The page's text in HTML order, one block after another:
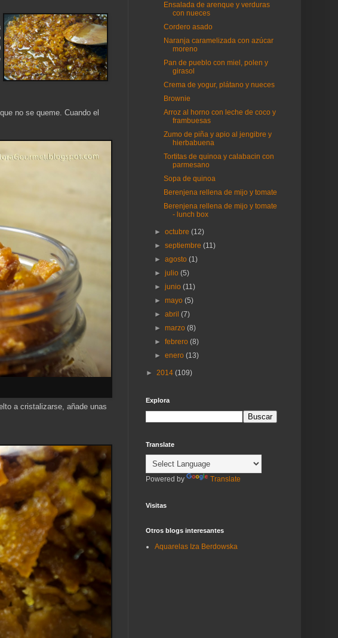
no se queme. Cuando el
a cristalizarse, añade unas
Ensalada de arenque y verduras
con nueces
Cordero asado
Naranja caramelizada con azúcar
moreno
Pan de pueblo con miel, polen y
girasol
Crema de yogur, plátano y nueces
Brownie
Arroz al horno con leche de coco y
frambuesas
Zumo de piña y apio al jengibre y
hierbabuena
Tortitas de quinoa y calabacin con
parmesano
Sopa de quinoa
Berenjena rellena de mijo y tomate
Berenjena rellena de mijo y tomate
- lunch box
►octubre(12)
►septiembre(11)
►agosto(1)
►julio(5)
►junio(11)
►mayo(5)
►abril(7)
►marzo(8)
►febrero(8)
►enero(13)
► 2014 (109)
Explora
Translate
Powered by Translate
Visitas
Otros blogs interesantes
Aquarelas Iza Berdowska